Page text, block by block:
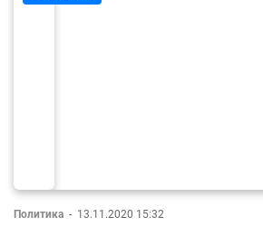
Политика - 13.11.2020 15:32